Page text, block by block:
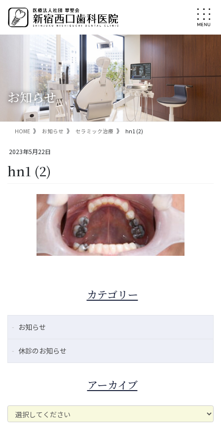
ン
ー
お知らせ
HOME お知らせ セラミック治療 hn1 (2)
2023年5月22日
hn1 (2)
カテゴリー
お知らせ
休診のお知らせ
アーカイブ